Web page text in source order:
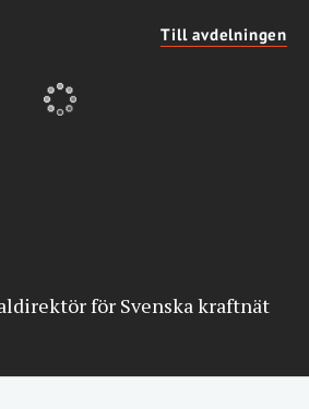
Till avdelningen
för Svenska kraftnät